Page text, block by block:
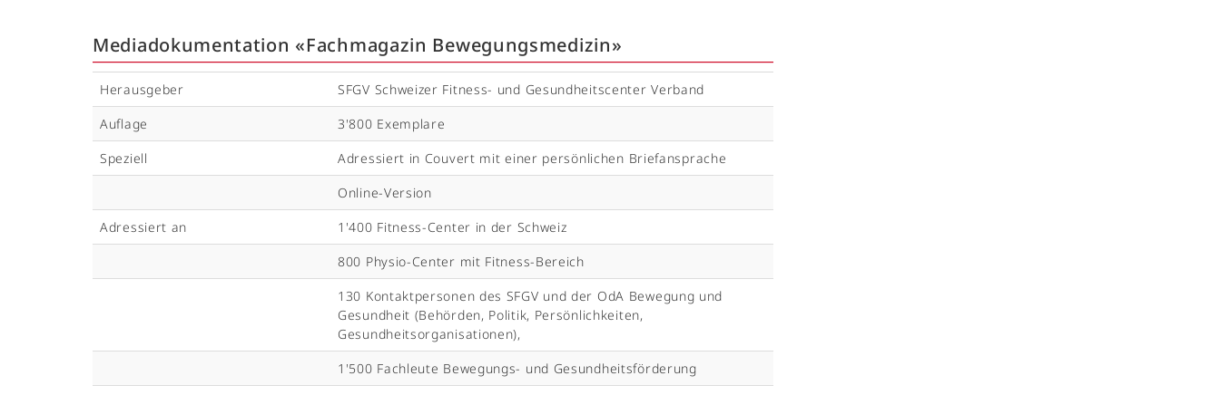
Mediadokumentation «Fachmagazin Bewegungsmedizin»
Herausgeber
SFGV Schweizer Fitness- und Gesundheitscenter Verband
Auflage
3'800 Exemplare
Speziell
Adressiert in Couvert mit einer persönlichen Briefansprache
Online-Version
Adressiert an
1'400 Fitness-Center in der Schweiz
800 Physio-Center mit Fitness-Bereich
130 Kontaktpersonen des SFGV und der OdA Bewegung und
Gesundheit (Behörden, Politik, Persönlichkeiten,
Gesundheitsorganisationen),
1'500 Fachleute Bewegungs- und Gesundheitsförderung